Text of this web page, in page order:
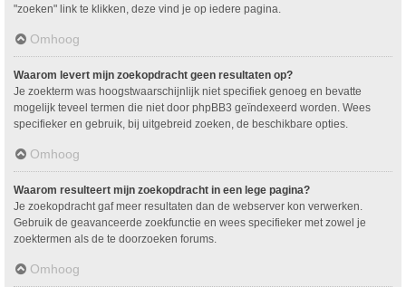
"zoeken" link te klikken, deze vind je op iedere pagina.
Omhoog
Waarom levert mijn zoekopdracht geen resultaten op?
Je zoekterm was hoogstwaarschijnlijk niet specifiek genoeg en bevatte
mogelijk teveel termen die niet door phpBB3 geïndexeerd worden. Wees
specifieker en gebruik, bij uitgebreid zoeken, de beschikbare opties.
Omhoog
Waarom resulteert mijn zoekopdracht in een lege pagina?
Je zoekopdracht gaf meer resultaten dan de webserver kon verwerken.
Gebruik de geavanceerde zoekfunctie en wees specifieker met zowel je
zoektermen als de te doorzoeken forums.
Omhoog